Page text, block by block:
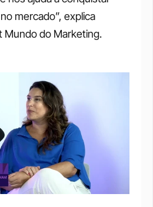
mercado”, explica
Mundo do Marketing.